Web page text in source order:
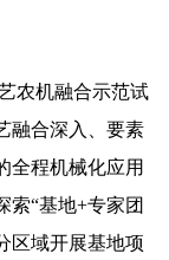
农机融合示范试
融合深入、要素
全程机械化应用
索“基地+专家团
区域开展基地项